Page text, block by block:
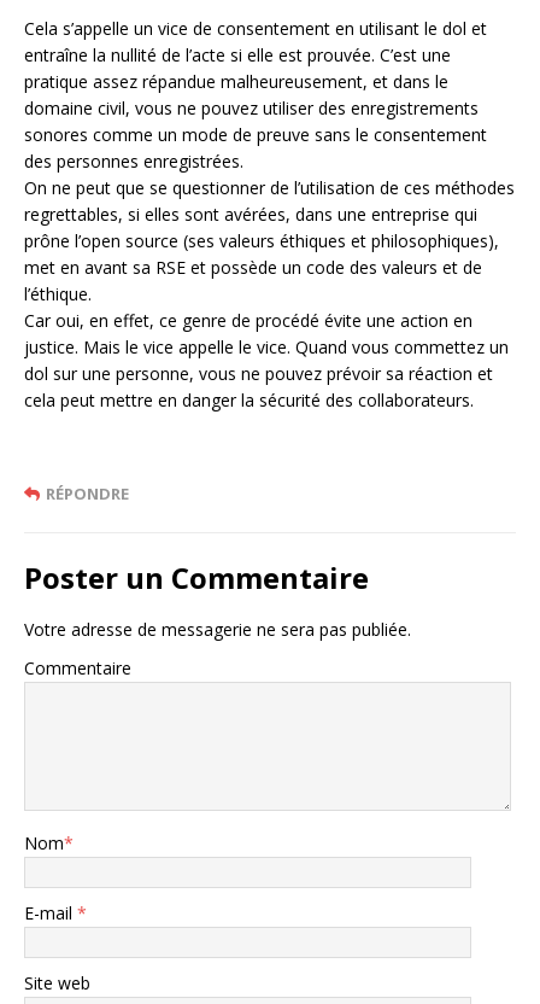
Cela s’appelle un vice de consentement en utilisant le dol et
entraîne la nullité de l’acte si elle est prouvée. C’est une
pratique assez répandue malheureusement, et dans le
domaine civil, vous ne pouvez utiliser des enregistrements
sonores comme un mode de preuve sans le consentement
des personnes enregistrées.
On ne peut que se questionner de l’utilisation de ces méthodes
regrettables, si elles sont avérées, dans une entreprise qui
prône l’open source (ses valeurs éthiques et philosophiques),
met en avant sa RSE et possède un code des valeurs et de
l’éthique.
Car oui, en effet, ce genre de procédé évite une action en
justice. Mais le vice appelle le vice. Quand vous commettez un
dol sur une personne, vous ne pouvez prévoir sa réaction et
cela peut mettre en danger la sécurité des collaborateurs.
RÉPONDRE
Poster un Commentaire
Votre adresse de messagerie ne sera pas publiée.
Commentaire
Nom*
E-mail *
Site web